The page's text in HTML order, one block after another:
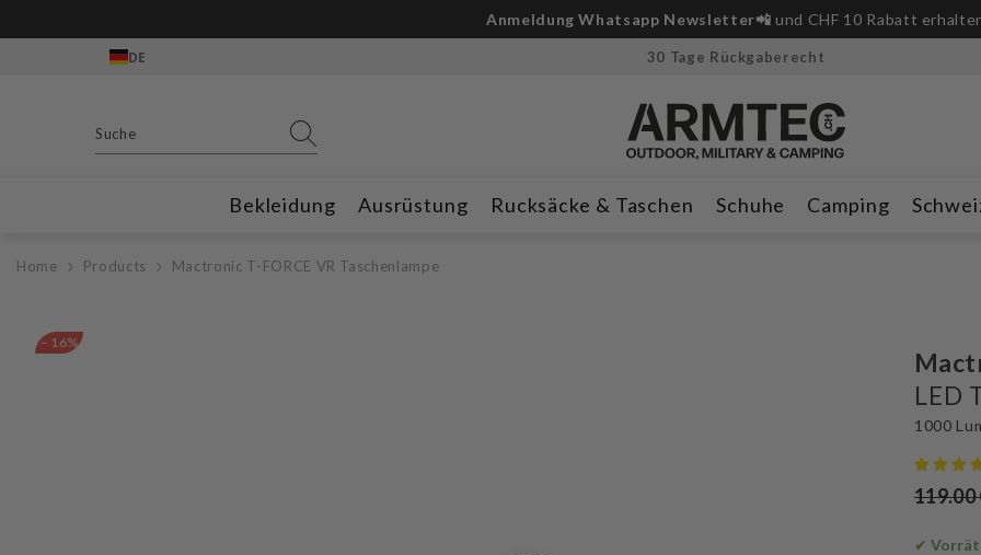
Anmeldung Whatsapp Newsletter📲 und CHF 10 Rabatt
DE 30 Tage Rückgaberecht
Bekleidung Ausrüstung Rucksäcke & Taschen Schuhe Camping
Home Products Mactronic T-FORCE VR Taschenlampe
– 16%
LED
1000
119.00
✔